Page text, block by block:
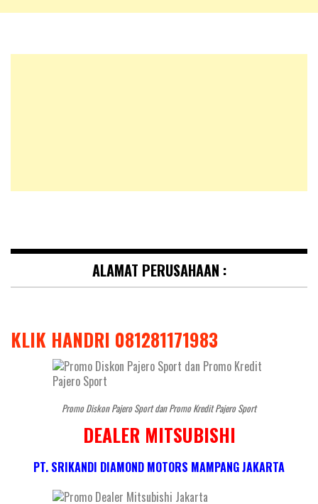
ALAMAT PERUSAHAAN :
KLIK HANDRI 081281171983
Promo Diskon Pajero Sport dan Promo Kredit Pajero Sport
DEALER MITSUBISHI
PT. SRIKANDI DIAMOND MOTORS MAMPANG JAKARTA